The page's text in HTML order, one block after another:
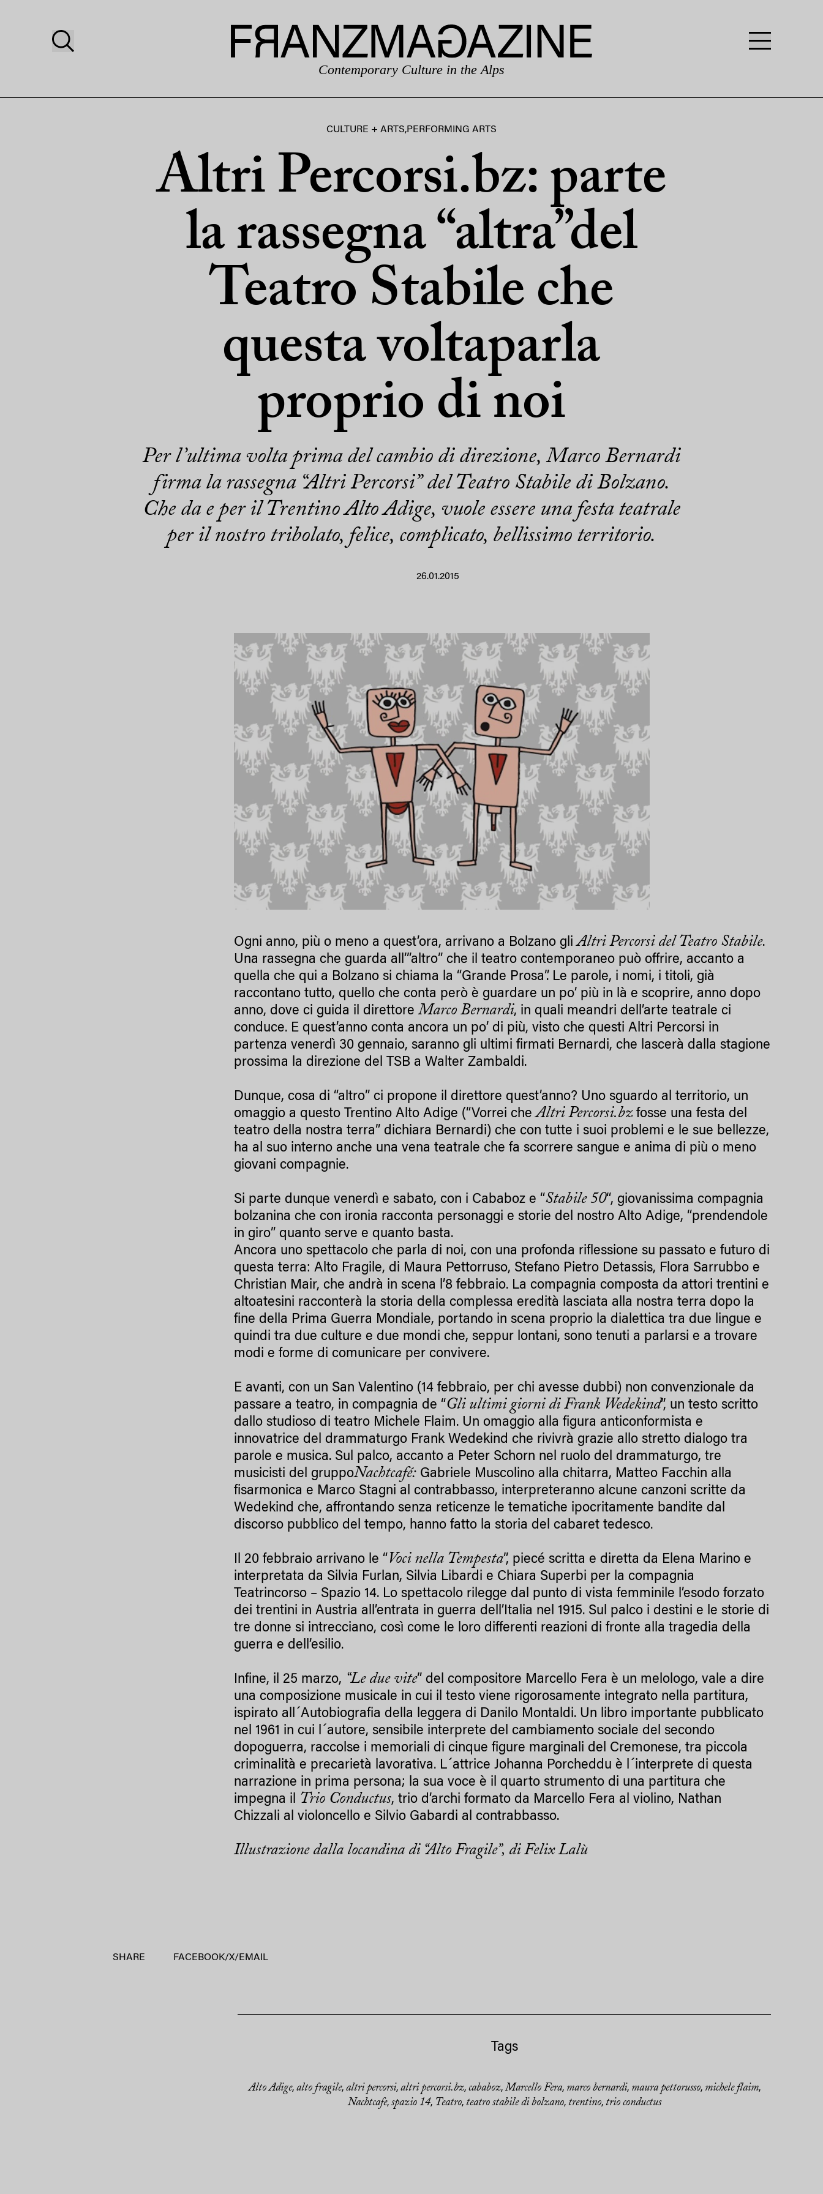
Contemporary Culture in the Alps
CULTURE + ARTS,PERFORMING ARTS
Altri Percorsi.bz: parte
la rassegna “altra”del
Teatro Stabile che
questa voltaparla
proprio di noi
Per l’ultima volta prima del cambio di direzione, Marco Bernardi
firma la rassegna “Altri Percorsi” del Teatro Stabile di Bolzano.
Che da e per il Trentino Alto Adige, vuole essere una festa teatrale
per il nostro tribolato, felice, complicato, bellissimo territorio.
26.01.2015
Ogni anno, più o meno a quest’ora, arrivano a Bolzano gliAltri Percorsi del Teatro Stabile.
Una rassegna che guarda all’”altro” che il teatro contemporaneo può offrire, accanto a
quella che qui a Bolzano si chiama la “Grande Prosa”. Le parole, i nomi, i titoli, già
raccontano tutto, quello che conta però è guardare un po’ più in là e scoprire, anno dopo
anno, dove ci guida il direttoreMarco Bernardi, in quali meandri dell’arte teatrale ci
conduce. E quest’anno conta ancora un po’ di più, visto che questi Altri Percorsi in
partenza venerdì 30 gennaio, saranno gli ultimi firmati Bernardi, che lascerà dalla stagione
prossima la direzione del TSB a Walter Zambaldi.
Dunque, cosa di “altro” ci propone il direttore quest’anno? Uno sguardo al territorio, un
omaggio a questo Trentino Alto Adige (“Vorrei cheAltri Percorsi.bzfosse una festa del
teatro della nostra terra” dichiara Bernardi) che con tutte i suoi problemi e le sue bellezze,
ha al suo interno anche una vena teatrale che fa scorrere sangue e anima di più o meno
giovani compagnie.
Si parte dunque venerdì e sabato, con i Cababoz e “Stabile 50“, giovanissima compagnia
bolzanina che con ironia racconta personaggi e storie del nostro Alto Adige, “prendendole
in giro” quanto serve e quanto basta.
Ancora uno spettacolo che parla di noi, con una profonda riflessione su passato e futuro di
questa terra: Alto Fragile, di Maura Pettorruso, Stefano Pietro Detassis, Flora Sarrubbo e
Christian Mair, che andrà in scena l’8 febbraio. La compagnia composta da attori trentini e
altoatesini racconterà la storia della complessa eredità lasciata alla nostra terra dopo la
fine della Prima Guerra Mondiale, portando in scena proprio la dialettica tra due lingue e
quindi tra due culture e due mondi che, seppur lontani, sono tenuti a parlarsi e a trovare
modi e forme di comunicare per convivere.
E avanti, con un San Valentino (14 febbraio, per chi avesse dubbi) non convenzionale da
passare a teatro, in compagnia de “Gli ultimi giorni di Frank Wedekind”, un testo scritto
dallo studioso di teatro Michele Flaim. Un omaggio alla figura anticonformista e
innovatrice del drammaturgo Frank Wedekind che rivivrà grazie allo stretto dialogo tra
parole e musica. Sul palco, accanto a Peter Schorn nel ruolo del drammaturgo, tre
musicisti del gruppoNachtcafé: Gabriele Muscolino alla chitarra, Matteo Facchin alla
fisarmonica e Marco Stagni al contrabbasso, interpreteranno alcune canzoni scritte da
Wedekind che, affrontando senza reticenze le tematiche ipocritamente bandite dal
discorso pubblico del tempo, hanno fatto la storia del cabaret tedesco.
Il 20 febbraio arrivano le “ Voci nella Tempesta”, piecé scritta e diretta da Elena Marino e
interpretata da Silvia Furlan, Silvia Libardi e Chiara Superbi per la compagnia
Teatrincorso – Spazio 14. Lo spettacolo rilegge dal punto di vista femminile l’esodo forzato
dei trentini in Austria all’entrata in guerra dell’Italia nel 1915. Sul palco i destini e le storie di
tre donne si intrecciano, così come le loro differenti reazioni di fronte alla tragedia della
guerra e dell’esilio.
Infine, il 25 marzo, “Le due vite” del compositore Marcello Fera è un melologo, vale a dire
una composizione musicale in cui il testo viene rigorosamente integrato nella partitura,
ispirato all´Autobiografia della leggera di Danilo Montaldi. Un libro importante pubblicato
nel 1961 in cui l´autore, sensibile interprete del cambiamento sociale del secondo
dopoguerra, raccolse i memoriali di cinque figure marginali del Cremonese, tra piccola
criminalità e precarietà lavorativa. L´attrice Johanna Porcheddu è l´interprete di questa
narrazione in prima persona; la sua voce è il quarto strumento di una partitura che
impegna il Trio Conductus, trio d’archi formato da Marcello Fera al violino, Nathan
Chizzali al violoncello e Silvio Gabardi al contrabbasso.
Illustrazione dalla locandina di “Alto Fragile”, di Felix Lalù
SHARE FACEBOOK/X/ EMAIL
Tags
Alto Adige, alto fragile, altri percorsi, altri percorsi.bz, cababoz, Marcello Fera, marco bernardi, maura pettorusso, michele flaim,
Nachtcafe, spazio 14, Teatro, teatro stabile di bolzano, trentino, trio conductus